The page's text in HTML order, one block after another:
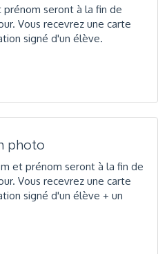
seront à la fin de
Vous recevrez une carte
signé d'un élève.
photo
et prénom seront à la fin de
Vous recevrez une carte
signé d'un élève + un